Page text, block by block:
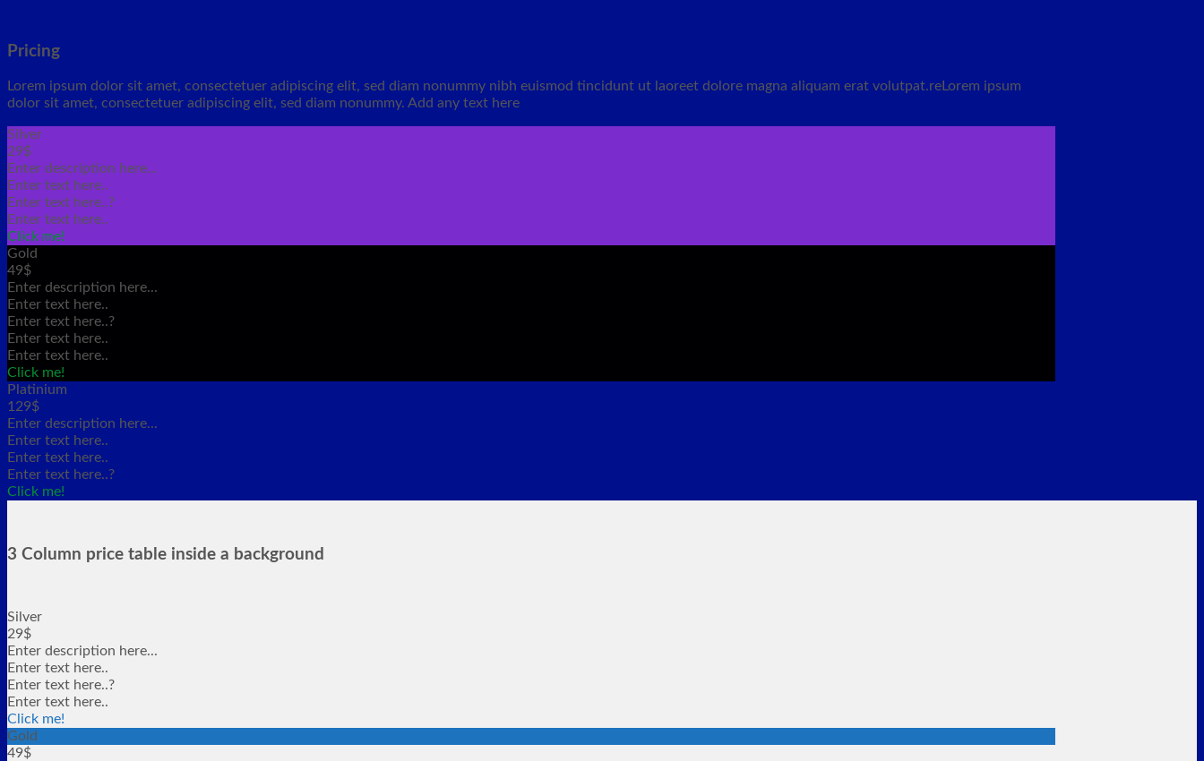
Pricing
Lorem ipsum dolor sit amet, consectetuer adipiscing elit, sed diam nonummy nibh euismod tincidunt ut laoreet dolore magna aliquam erat volutpat.reLorem ipsum
dolor sit amet, consectetuer adipiscing elit, sed diam nonummy. Add any text here
Silver
29$
Enter description here...
Enter text here..
Enter text here..?
Enter text here..
Click me!
Gold
49$
Enter description here...
Enter text here..
Enter text here..?
Enter text here..
Enter text here..
Click me!
Platinium
129$
Enter description here...
Enter text here..
Enter text here..
Enter text here..?
Click me!
3 Column price table inside a background
Silver
29$
Enter description here...
Enter text here..
Enter text here..?
Enter text here..
Click me!
Gold
49$